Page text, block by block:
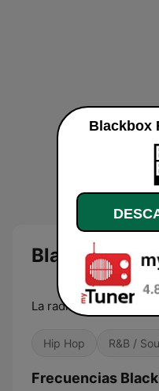
Blackbox
La radio Hip Hop et
Hip Hop R&B /
Frecuencias
Blackbox